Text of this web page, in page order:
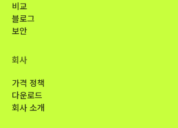
비교
블로그
보안
회사
가격 정책
다운로드
회사 소개